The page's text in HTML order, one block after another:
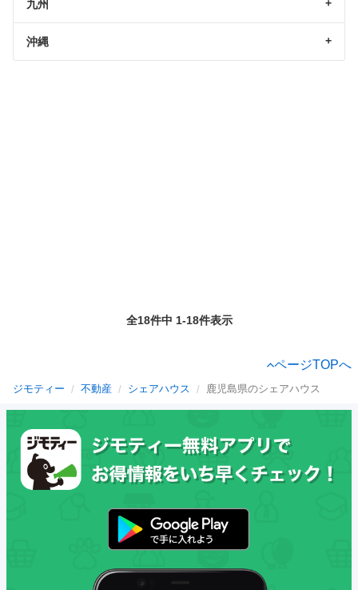
九州
沖縄
全18件中 1-18件表示
ページTOPへ
ジモティー 不動産 シェアハウス 鹿児島県のシェアハウス